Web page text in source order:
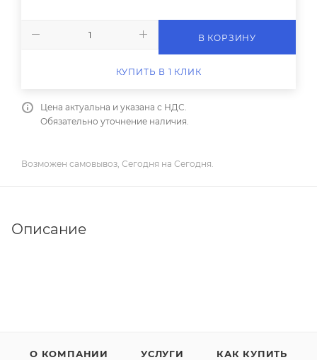
В КОРЗИНУ
КУПИТЬ В 1 КЛИК
Цена актуальна и указана с НДС.
Обязательно уточнение наличия.
Возможен самовывоз, Сегодня на Сегодня.
Описание
О КОМПАНИИ УСЛУГИ КАК КУПИТЬ